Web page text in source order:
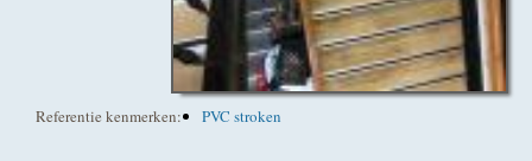
Referentie kenmerken: PVC stroken